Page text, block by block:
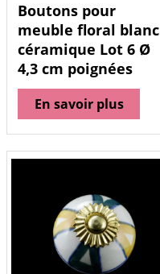
Boutons pour
meuble floral blanc
céramique Lot 6 Ø
4,3 cm poignées
En savoir plus